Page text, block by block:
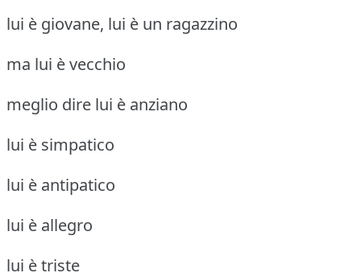
lui è giovane, lui è un ragazzino
ma lui è vecchio
meglio dire lui è anziano
lui è simpatico
lui è antipatico
lui è allegro
lui è triste